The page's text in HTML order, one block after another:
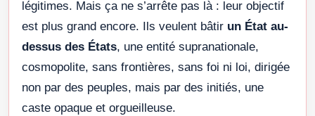
légitimes. Mais ça ne s’arrête pas là : leur objectif
est plus grand encore. Ils veulent bâtir un État au-
dessus des États, une entité supranationale,
cosmopolite, sans frontières, sans foi ni loi, dirigée
non par des peuples, mais par des initiés, une
caste opaque et orgueilleuse.